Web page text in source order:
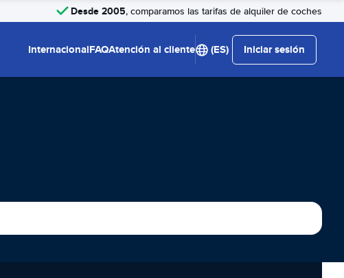
Desde 2005, comparamos las tarifas de alquiler de coches
InternacionalFAQAtención al cliente (ES) Iniciar sesión